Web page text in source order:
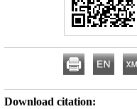
Download citation: